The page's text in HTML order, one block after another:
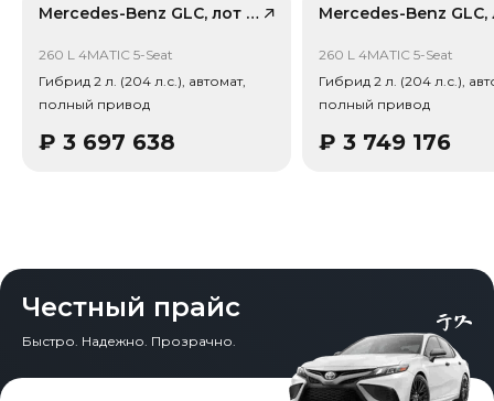
снижение 22%). Важно: расчет без учета пошлин и
Mercedes-Benz GLC, лот 59133668
260 L 4MATIC 5-Seat
Гибрид 2 л. (204 л.с.), автомат,
полный привод
₽ 3 697 638
260 L 4MATIC 5-Seat
Гибрид 2 л. (204 л.с.),
полный привод
₽ 3 749 176
Честный прайс
Быстро. Надежно. Прозрачно.